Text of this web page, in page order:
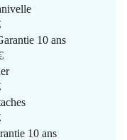
10 ans
10 ans